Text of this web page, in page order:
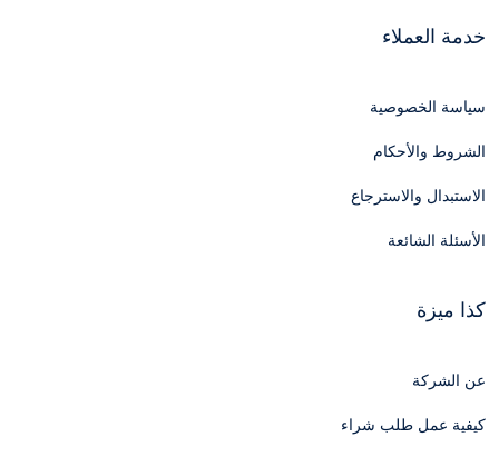
خدمة العملاء
سياسة الخصوصية
الشروط والأحكام
الاستبدال والاسترجاع
الأسئلة الشائعة
كذا ميزة
عن الشركة
كيفية عمل طلب شراء